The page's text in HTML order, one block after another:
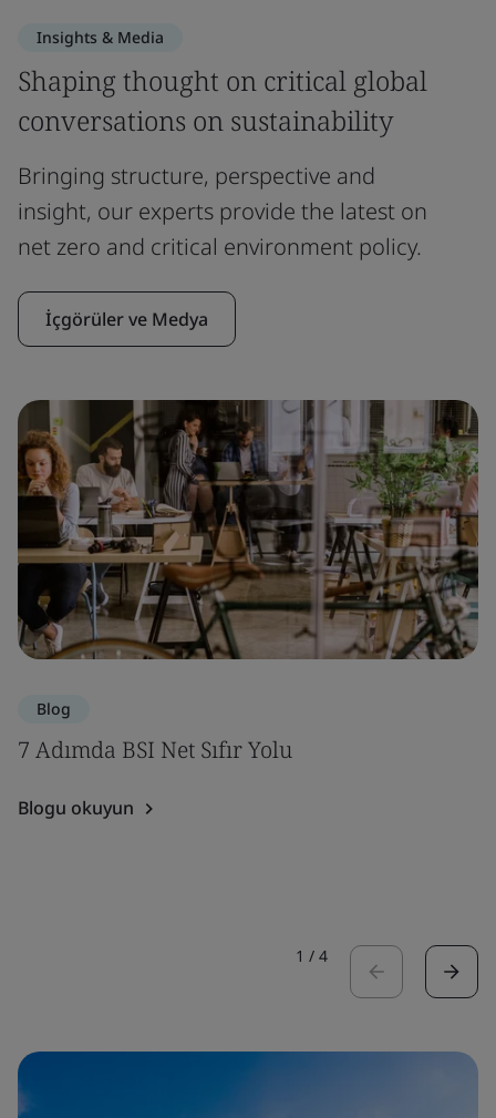
Insights & Media
Shaping thought on critical global
conversations on sustainability
Bringing structure, perspective and
insight, our experts provide the latest on
net zero and critical environment policy.
İçgörüler ve Medya
Blog
7 Adımda BSI Net Sıfır Yolu
Blogu okuyun
1 / 4